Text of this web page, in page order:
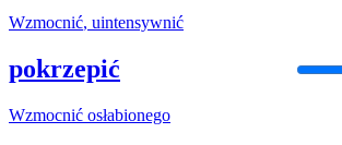
Wzmocnić, uintensywnić
pokrzepić
Wzmocnić osłabionego